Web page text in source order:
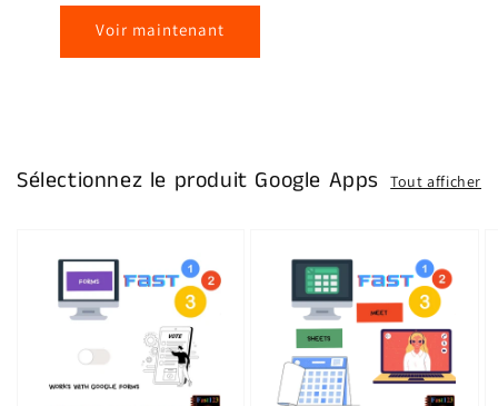
Voir maintenant
Sélectionnez le produit Google Apps Tout afficher